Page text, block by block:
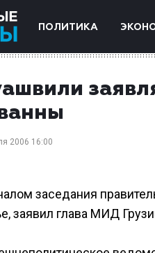
ПОЛИТИКА
2006 16:00
заседания
заявил глава МИД